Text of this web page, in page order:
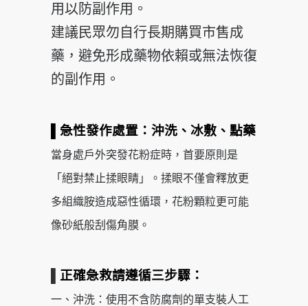
用以防副作用。
建議民眾勿自行長期購買市售成
藥，避免形成藥物依賴或無法恢復
的副作用。
▌急性發作處置：沖洗、冰敷、點藥
當身處戶外突發花粉症時，首要原則是
「絕對禁止揉眼睛」。揉眼不僅會釋放更
多組織胺造成惡性循環，花粉顆粒更可能
像砂紙般刮傷角膜。
正確急救請遵循三步驟：
一、沖洗：使用不含防腐劑的單支裝人工